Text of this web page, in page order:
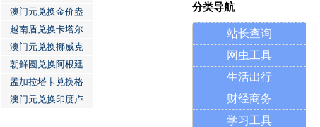
澳门元兑换金价盎
越南盾兑换卡塔尔
澳门元兑换挪威克
朝鲜圆兑换阿根廷
孟加拉塔卡兑换格
澳门元兑换印度卢
分类导航
站长查询
网虫工具
生活出行
财经商务
学习工具